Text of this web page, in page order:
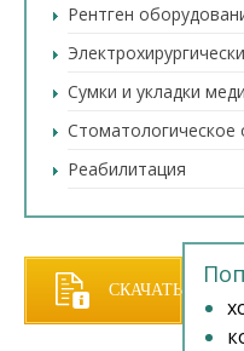
Рентген
Сумки и укладки
Стоматологическое
Реабилитация
СКАЧАТЬ